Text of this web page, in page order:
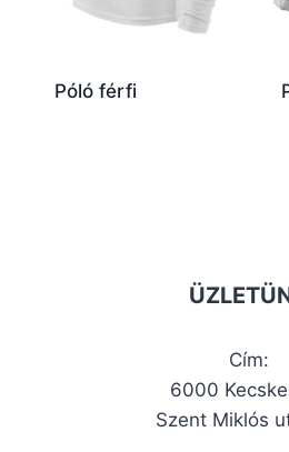
Póló férfi
Cím:
6000
Szent Miklós